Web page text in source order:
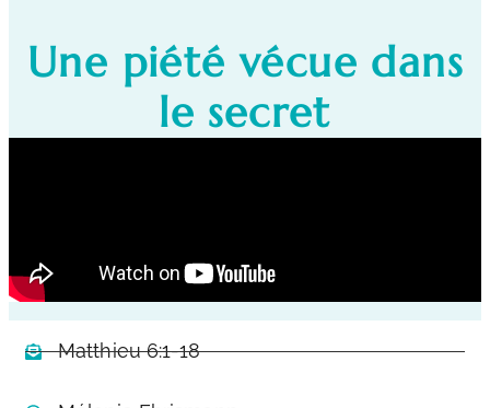
Une piété vécue dans
le secret
Matthieu 6:1-18